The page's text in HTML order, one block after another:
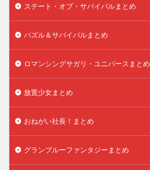
ステート・オブ・サバイバルまとめ
パズル＆サバイバルまとめ
ロマンシングサガリ・ユニバースまとめ
放置少女まとめ
おねがい社長！まとめ
グランブルーファンタジーまとめ